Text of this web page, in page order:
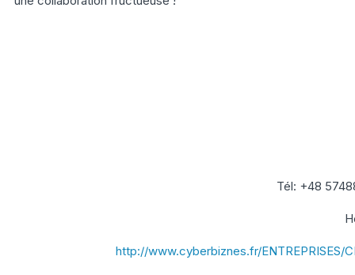
Tél: +48
http://www.cyberbiznes.fr/ENTREPRISES/